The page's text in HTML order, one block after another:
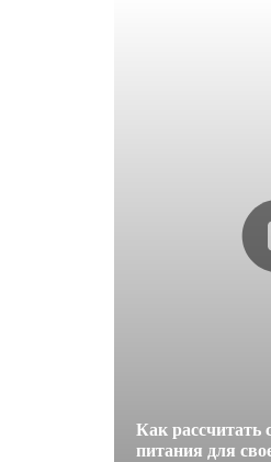
Как рассчитать
питания для